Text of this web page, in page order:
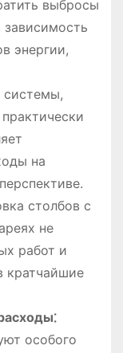
выбросы
зависимость
энергии,
на
столбов с
не
работ и
кратчайшие
особого